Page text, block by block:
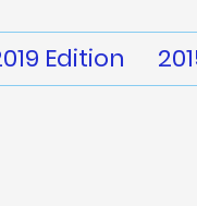
Edition